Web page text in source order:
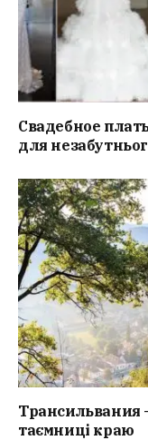
Свадебное
для
Трансильвания
таємниці краю